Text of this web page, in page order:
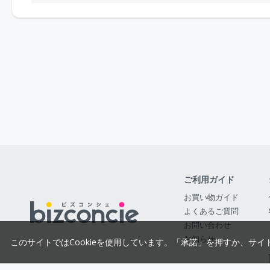
ご利用ガイド
お買い物ガイド
よくあるご質問
お問い合わせ
お知らせ
このサイトではCookieを使用しています。「承諾」を押すか、サ